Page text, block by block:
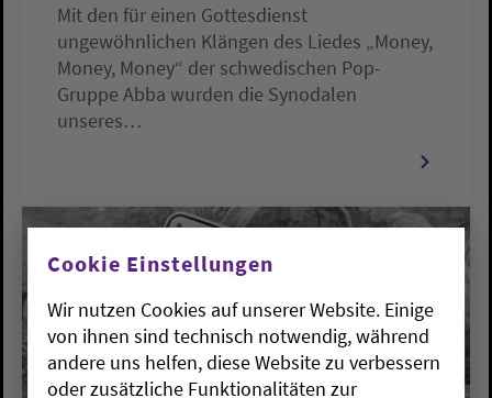
Mit den für einen Gottesdienst
ungewöhnlichen Klängen des Liedes „Money,
Money, Money“ der schwedischen Pop-
Gruppe Abba wurden die Synodalen
unseres…
Cookie Einstellungen
Wir nutzen Cookies auf unserer Website. Einige
von ihnen sind technisch notwendig, während
andere uns helfen, diese Website zu verbessern
oder zusätzliche Funktionalitäten zur